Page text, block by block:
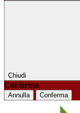
Chiudi
Conferma
Annulla Conferma